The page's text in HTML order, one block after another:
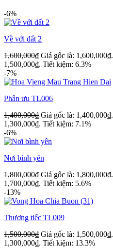
-6%
Về với đất 2
1,600,000₫ Giá gốc là: 1,600,000₫.
1,500,000₫. Tiết kiệm: 6.3%
-7%
Phân ưu TL006
1,400,000₫ Giá gốc là: 1,400,000₫.
1,300,000₫. Tiết kiệm: 7.1%
-6%
Nơi bình yên
1,800,000₫ Giá gốc là: 1,800,000₫.
1,700,000₫. Tiết kiệm: 5.6%
-13%
Thương tiếc TL009
1,500,000₫ Giá gốc là: 1,500,000₫.
1,300,000₫. Tiết kiệm: 13.3%